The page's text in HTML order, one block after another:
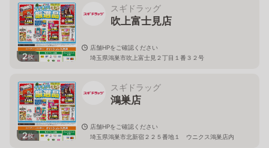
2枚
スギドラッグ
吹上富士見店
店舗HPをご確認ください
埼玉県鴻巣市吹上富士見２丁目１番３２号
2枚
スギドラッグ
鴻巣店
店舗HPをご確認ください
埼玉県鴻巣市北新宿２２５番地１ ウニクス鴻巣店内